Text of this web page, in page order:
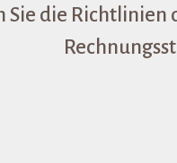
Sie die Richtlinien